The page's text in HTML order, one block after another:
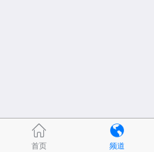
首页 频道